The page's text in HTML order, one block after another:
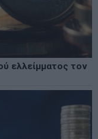
ελλείμματος τον